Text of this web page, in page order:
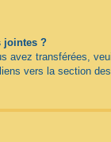
jointes ?
avez transférées,
vers la section